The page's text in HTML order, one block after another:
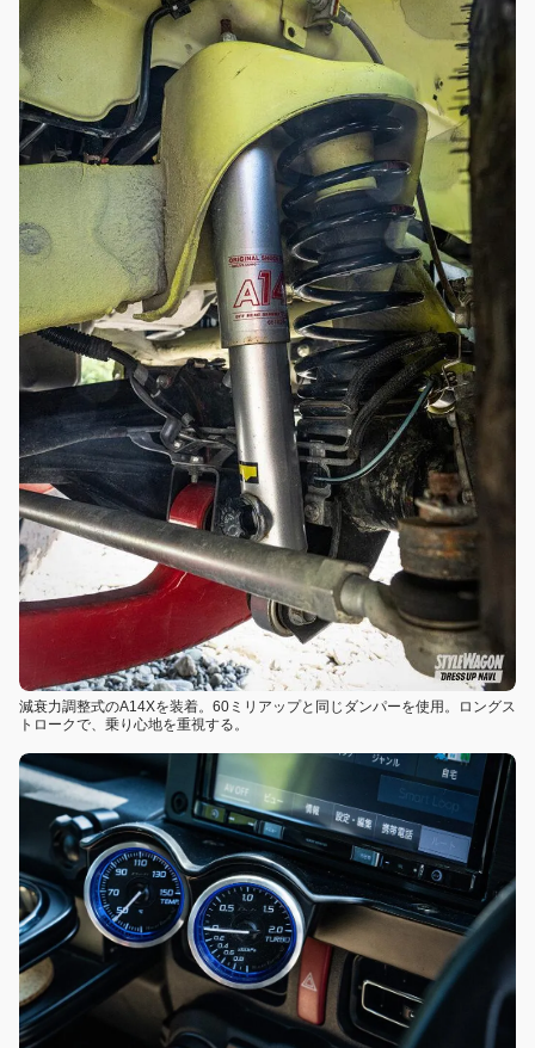
減衰力調整式のA14Xを装着。60ミリアップと同じダンパーを使用。ロングス
トロークで、乗り心地を重視する。